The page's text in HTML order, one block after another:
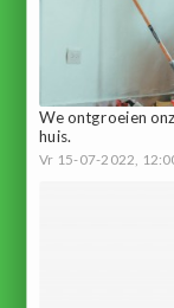
We ontgroeien
huis.
Vr 15-07-2022,